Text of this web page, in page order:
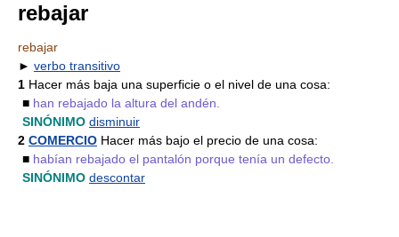
rebajar
rebajar
► verbo transitivo
1 Hacer más baja una superficie o el nivel de una cosa:
■ han rebajado la altura del andén.
SINÓNIMO disminuir
2 COMERCIO Hacer más bajo el precio de una cosa:
■ habían rebajado el pantalón porque tenía un defecto.
SINÓNIMO descontar